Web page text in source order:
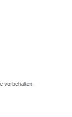
vorbehalten.